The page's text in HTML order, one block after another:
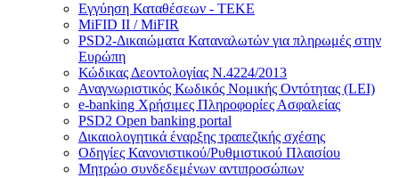
Εγγύηση Καταθέσεων - TEKE
MiFID II / MiFIR
PSD2-Δικαιώματα Καταναλωτών για πληρωμές στην
Ευρώπη
Κώδικας Δεοντολογίας Ν.4224/2013
Αναγνωριστικός Κωδικός Νομικής Οντότητας (LEI)
e-banking Χρήσιμες Πληροφορίες Ασφαλείας
PSD2 Open banking portal
Δικαιολογητικά έναρξης τραπεζικής σχέσης
Οδηγίες Κανονιστικού/Ρυθμιστικού Πλαισίου
Μητρώο συνδεδεμένων αντιπροσώπων